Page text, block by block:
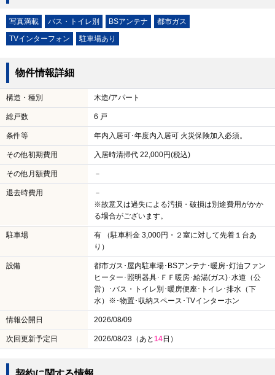
写真満載 バス・トイレ別 BSアンテナ
都市ガス
TVインターフォン
駐車場あり
物件情報詳細
構造・種別 木造/アパート
総戸数 6 戸
条件等 年内入居可･年度内入居可 火災保険加入必須。
その他初期費用 入居時清掃代 22,000円(税込)
その他月額費用 －
退去時費用
－
※故意又は過失による汚損・破損は別途費用がかか
る場合がございます。
駐車場
有 （駐車料金 3,000円・２室に対して先着１台あ
り）
設備
都市ガス･屋内駐車場･BSアンテナ･暖房･灯油ファン
ヒーター･照明器具･ＦＦ暖房･給湯(ガス)･水道（公
営）･バス・トイレ別･暖房便座･トイレ･排水（下
水）※･物置･収納スペース･TVインターホン
情報公開日 2026/08/09
次回更新予定日 2026/08/23（あと14日）